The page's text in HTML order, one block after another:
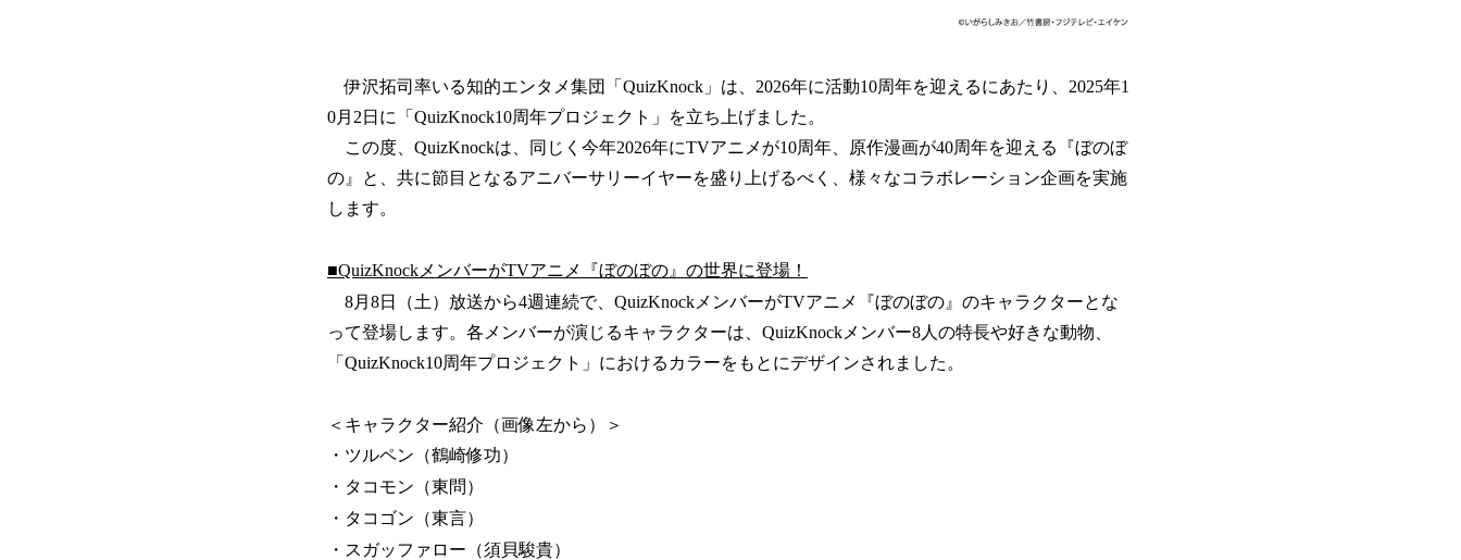
伊沢拓司率いる知的エンタメ集団「QuizKnock」は、2026年に活動10周年を迎えるにあたり、2025年1
0月2日に「QuizKnock10周年プロジェクト」を立ち上げました。
この度、QuizKnockは、同じく今年2026年にTVアニメが10周年、原作漫画が40周年を迎える『ぼのぼ
の』と、共に節目となるアニバーサリーイヤーを盛り上げるべく、様々なコラボレーション企画を実施
します。
■QuizKnockメンバーがTVアニメ『ぼのぼの』の世界に登場！
8月8日（土）放送から4週連続で、QuizKnockメンバーがTVアニメ『ぼのぼの』のキャラクターとな
って登場します。各メンバーが演じるキャラクターは、QuizKnockメンバー8人の特長や好きな動物、
「QuizKnock10周年プロジェクト」におけるカラーをもとにデザインされました。
＜キャラクター紹介（画像左から）＞
・ツルペン（鶴崎修功）
・タコモン（東問）
・タコゴン（東言）
・スガッファロー（須貝駿貴）